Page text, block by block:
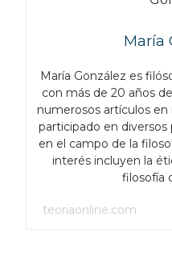
María
María González es filósofa y profesora universitaria
con más de 20 años
numerosos artículos en
participado en
en el campo de la
interés incluyen la
filosofía
teoriaonline.com